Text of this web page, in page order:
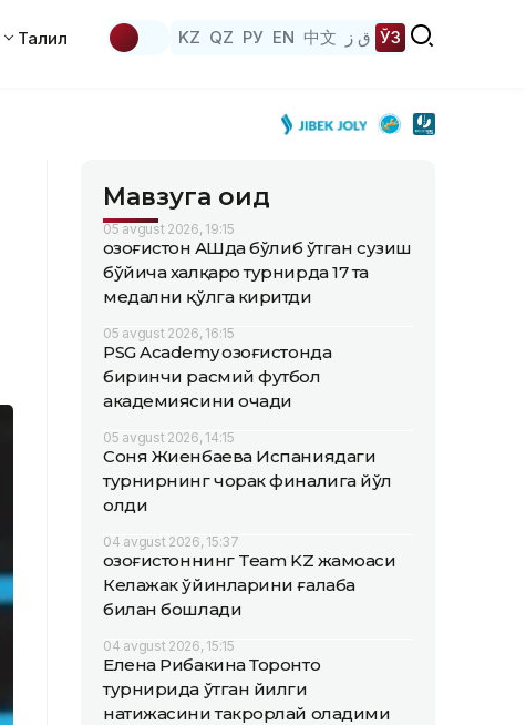
Таҳлил KZ QZ РУ EN 中文 ق ز ЎЗ
Мавзуга оид
05 avgust 2026, 19:15
Қозоғистон АҚШда бўлиб ўтган сузиш
бўйича халқаро турнирда 17 та
медални қўлга киритди
05 avgust 2026, 16:15
PSG Academy Қозоғистонда
биринчи расмий футбол
академиясини очади
05 avgust 2026, 14:15
Соня Жиенбаева Испаниядаги
турнирнинг чорак финалига йўл
олди
04 avgust 2026, 15:37
Қозоғистоннинг Team KZ жамоаси
Келажак ўйинларини ғалаба
билан бошлади
04 avgust 2026, 15:15
Елена Рибакина Торонто
турнирида ўтган йилги
натижасини такрорлай оладими